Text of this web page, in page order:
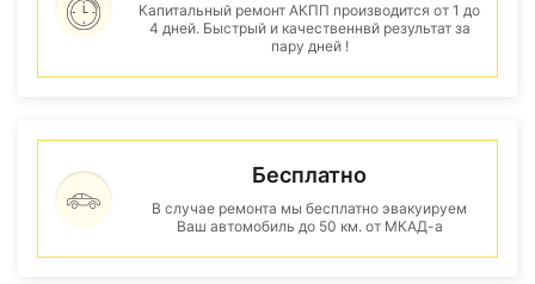
Капитальный ремонт АКПП производится от 1 до
4 дней. Быстрый и качественнвй результат за
пару дней !
Бесплатно
В случае ремонта мы бесплатно эвакуируем
Ваш автомобиль до 50 км. от МКАД-а